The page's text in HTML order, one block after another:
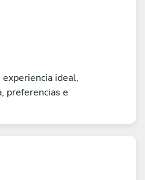
ideal,
preferencias e